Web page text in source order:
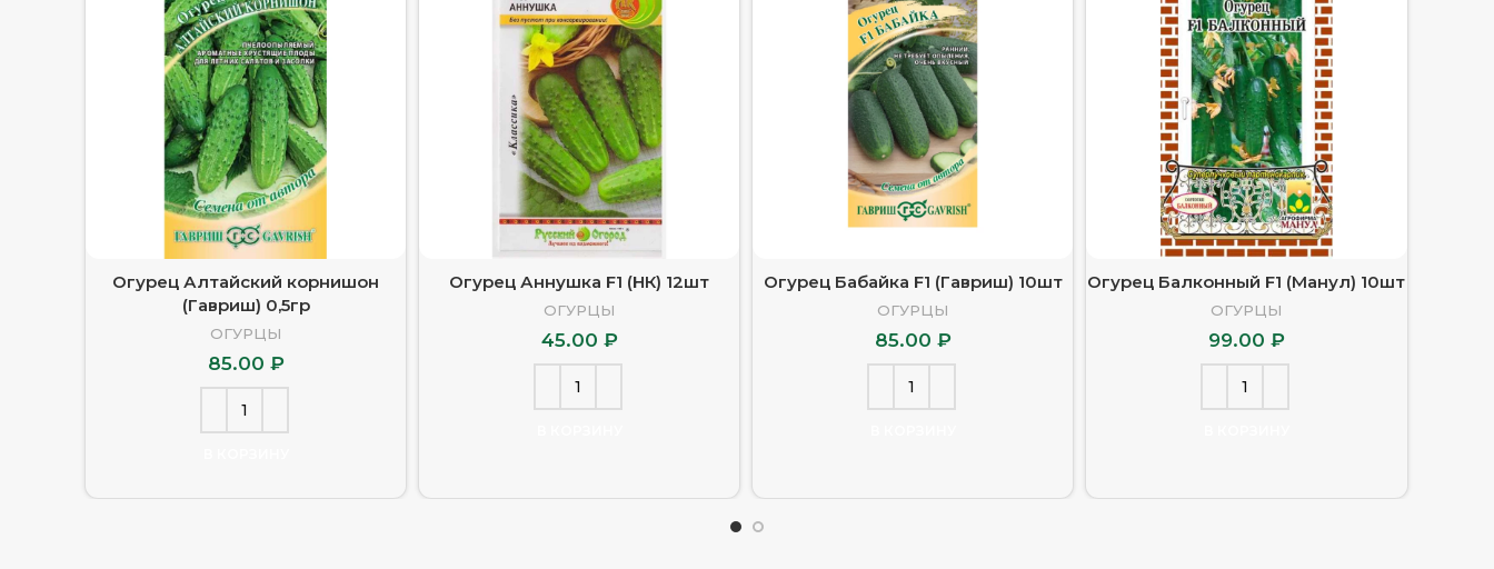
Огурец Алтайский корнишон
(Гавриш) 0,5гр
ОГУРЦЫ
85.00 ₽
Огурец Аннушка F1 (НК) 12шт
ОГУРЦЫ
45.00 ₽
Огурец Бабайка F1 (Гавриш) 10шт
ОГУРЦЫ
85.00 ₽
Огурец Балконный F1 (Манул) 10шт
ОГУРЦЫ
99.00 ₽